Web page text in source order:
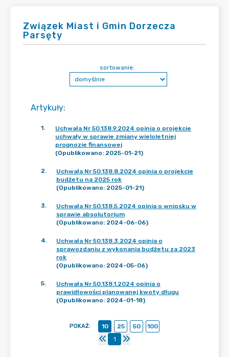
Związek Miast i Gmin Dorzecza
Parsęty
Artykuły:
sortowanie:
1.
Uchwała Nr 50.138.9.2024 opinia o projekcie
uchwały w sprawie zmiany wieloletniej
prognozie finansowej
(Opublikowano: 2025-01-21)
2.
Uchwała Nr 50.138.8.2024 opinia o projekcie
budżetu na 2025 rok
(Opublikowano: 2025-01-21)
3.
Uchwała Nr 50.138.5.2024 opinia o wniosku w
sprawie absolutorium
(Opublikowano: 2024-06-06)
4.
Uchwała Nr 50.138.3.2024 opinia o
sprawozdaniu z wykonania budżetu za 2023
rok
(Opublikowano: 2024-05-06)
5.
Uchwała Nr 50.138.1.2024 opinia o
prawidłowości planowanej kwoty długu
(Opublikowano: 2024-01-18)
POKAŻ: 10 25 50
100
1